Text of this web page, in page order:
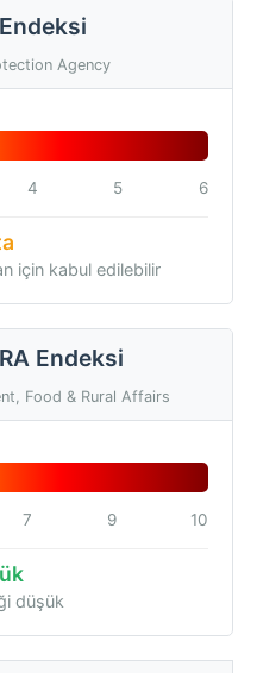
Agency
4 5 6
için kabul edilebilir
Endeksi
Food & Rural Affairs
7 9 10
düşük